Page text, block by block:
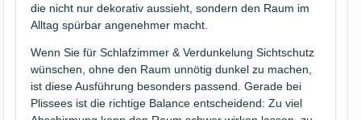
die nicht nur dekorativ aussieht, sondern den Raum im
Alltag spürbar angenehmer macht.
Wenn Sie für Schlafzimmer & Verdunkelung Sichtschutz
wünschen, ohne den Raum unnötig dunkel zu machen,
ist diese Ausführung besonders passend. Gerade bei
Plissees ist die richtige Balance entscheidend: Zu viel